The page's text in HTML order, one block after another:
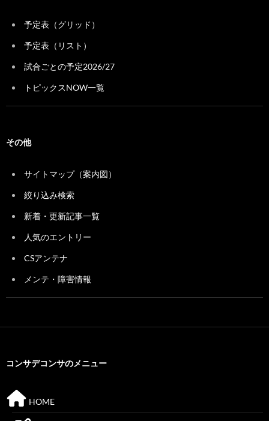
予定表（グリッド）
予定表（リスト）
試合ごとの予定2026/27
トピックスNOW一覧
その他
サイトマップ（案内図）
絞り込み検索
新着・更新記事一覧
人気のエントリー
CSアンテナ
メンテ・障害情報
コンサデコンサのメニュー
HOME